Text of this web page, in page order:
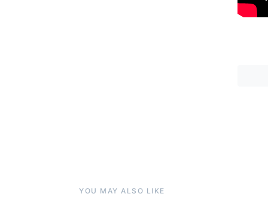
YOU MAY ALSO LIKE